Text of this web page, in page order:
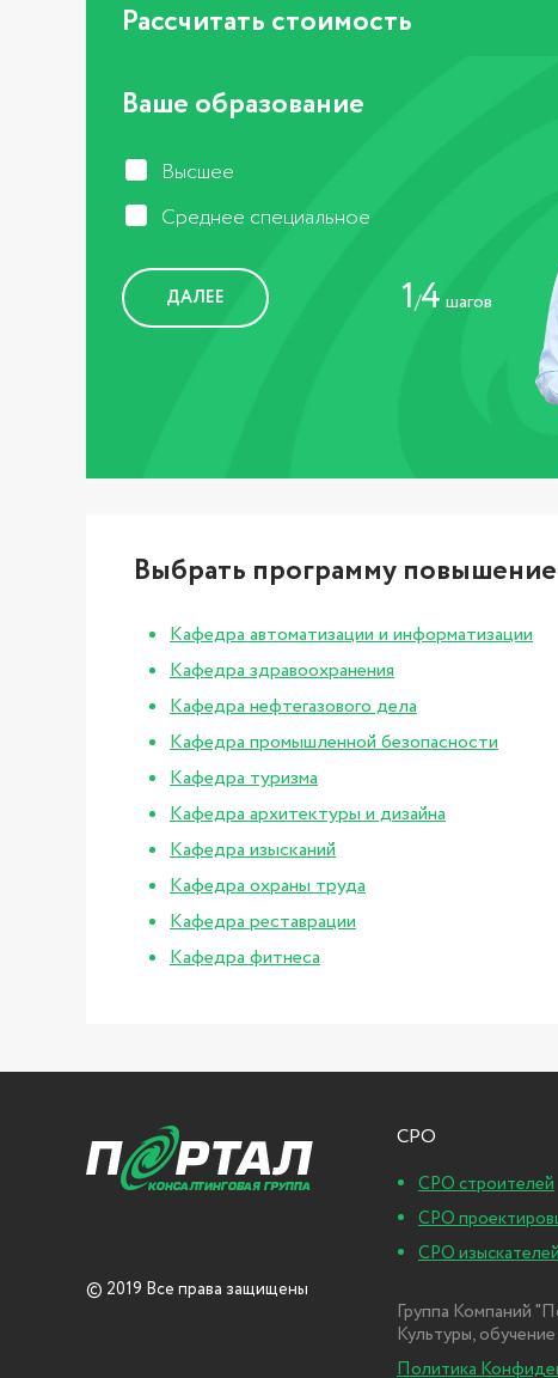
Рассчитать стоимость
Ваше образование
Высшее
Cреднее специальное
ДАЛЕЕ 1/4 шагов
Выбрать программу
Кафедра автоматизации и информатизации
Кафедра здравоохранения
Кафедра нефтегазового дела
Кафедра промышленной безопасности
Кафедра туризма
Кафедра архитектуры и дизайна
Кафедра изысканий
Кафедра охраны труда
Кафедра реставрации
Кафедра фитнеса
© 2019 Все права защищены
СРО
СРО строителей
СРО
СРО
Группа Компаний
Культуры,
Политика